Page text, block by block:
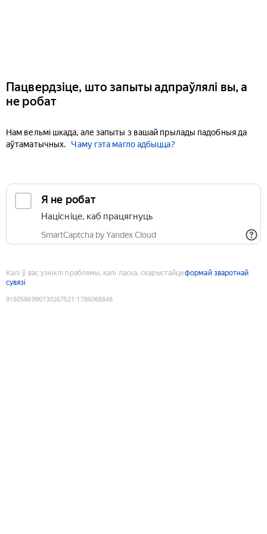
Пацвердзіце, што запыты адпраўлялі вы, а
не робат
Нам вельмі шкада, але запыты з вашай прылады падобныя да
аўтаматычных.
Чаму гэта магло адбыцца?
Я не робат
Націсніце, каб працягнуць
SmartCaptcha by Yandex Cloud
Калі ў вас узніклі праблемы, калі ласка, скарыстайцеформай зваротнай
сувязі
9180586990730267521 :1786068848